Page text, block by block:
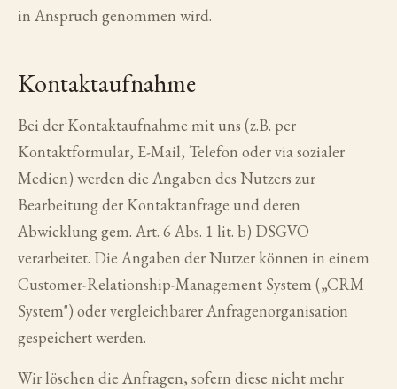
in Anspruch genommen wird.
Kontaktaufnahme
Bei der Kontaktaufnahme mit uns (z.B. per
Kontaktformular, E-Mail, Telefon oder via sozialer
Medien) werden die Angaben des Nutzers zur
Bearbeitung der Kontaktanfrage und deren
Abwicklung gem. Art. 6 Abs. 1 lit. b) DSGVO
verarbeitet. Die Angaben der Nutzer können in einem
Customer-Relationship-Management System („CRM
System") oder vergleichbarer Anfragenorganisation
gespeichert werden.
Wir löschen die Anfragen, sofern diese nicht mehr